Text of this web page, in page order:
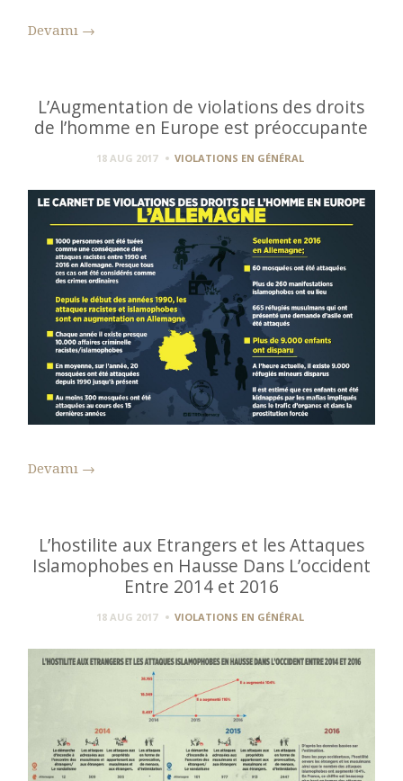
Devamı →
L’Augmentation de violations des droits
de l’homme en Europe est préoccupante
18 AUG 2017 VIOLATIONS EN GÉNÉRAL
Devamı →
L’hostilite aux Etrangers et les Attaques
Islamophobes en Hausse Dans L’occident
Entre 2014 et 2016
18 AUG 2017 VIOLATIONS EN GÉNÉRAL